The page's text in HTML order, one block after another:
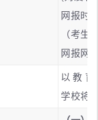
网报时
（考
网报网
以教
学校将